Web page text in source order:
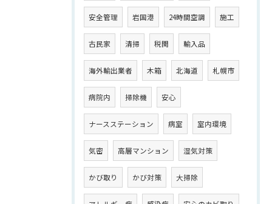
安全管理 岩国港 24時間空調 施工
古民家 清掃 税関 輸入品
海外輸出業者 木箱 北海道 札幌市
病院内 掃除機 安心
ナースステーション 病室 室内環境
気密 高層マンション 湿気対策
かび取り かび対策 大掃除